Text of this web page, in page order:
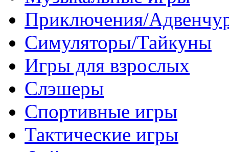
Приключения/
Симуляторы/Тайкуны
Игры для взрослых
Слэшеры
Спортивные игры
Тактические игры